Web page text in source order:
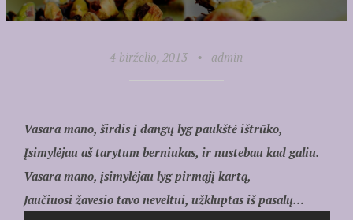
4 birželio, 2013 • admin
Vasara mano, širdis į dangų lyg paukštė ištrūko,
Įsimylėjau aš tarytum berniukas, ir nustebau kad galiu.
Vasara mano, įsimylėjau lyg pirmąjį kartą,
Jaučiuosi žavesio tavo neveltui, užkluptas iš pasalų…